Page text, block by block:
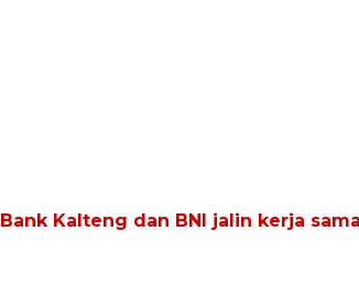
Bank Kalteng dan BNI jalin kerja